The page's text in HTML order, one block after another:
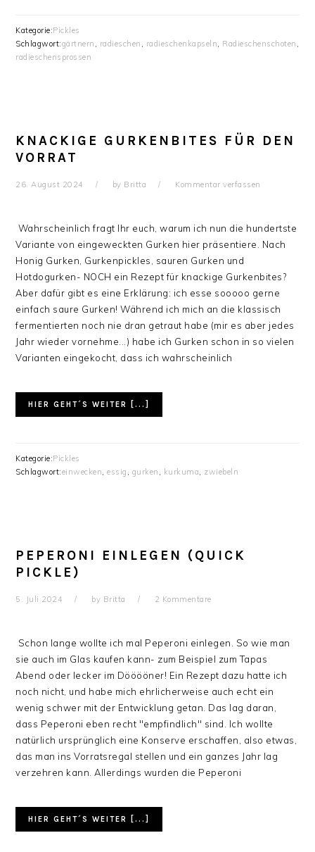
Kategorie:Pickles
Schlagwort:gärtnern , radieschen , radieschenkapseln, Radieschenschoten ,
radieschensprossen
KNACKIGE GURKENBITES FÜR DEN
VORRAT
26. August 2024 by Britta Kommentar verfassen
Wahrscheinlich fragt Ihr euch, warum ich nun die hundertste
Variante von eingeweckten Gurken hier präsentiere. Nach
Honig Gurken, Gurkenpickles, sauren Gurken und
Hotdogurken- NOCH ein Rezept für knackige Gurkenbites?
Aber dafür gibt es eine Erklärung: ich esse sooooo gerne
einfach saure Gurken! Während ich mich an die klassisch
fermentierten noch nie dran getraut habe (mir es aber jedes
Jahr wieder vornehme...) habe ich Gurken schon in so vielen
Varianten eingekocht, dass ich wahrscheinlich
HIER GEHT´S WEITER [...]
Kategorie:Pickles
Schlagwort:einwecken,essig , gurken , kurkuma, zwiebeln
PEPERONI EINLEGEN (QUICK
PICKLE)
5. Juli 2024 by Britta 2 Kommentare
Schon lange wollte ich mal Peperoni einlegen. So wie man
sie auch im Glas kaufen kann- zum Beispiel zum Tapas
Abend oder lecker im Dööööner! Ein Rezept dazu hatte ich
noch nicht, und habe mich ehrlicherweise auch echt ein
wenig schwer mit der Entwicklung getan. Das lag daran,
dass Peperoni eben recht "empfindlich" sind. Ich wollte
natürlich ursprünglich eine Konserve erschaffen, also etwas,
das man ins Vorratsregal stellen und ein ganzes Jahr lag
verzehren kann. Allerdings wurden die Peperoni
HIER GEHT´S WEITER [...]